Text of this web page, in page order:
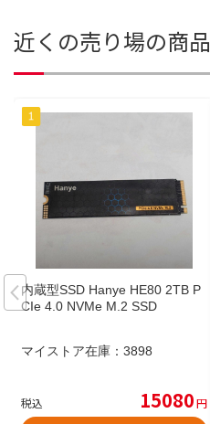
近くの売り場の商品
内蔵型SSD Hanye HE80 2TB P
CIe 4.0 NVMe M.2 SSD
マイストア在庫： 3898
税込 15080円